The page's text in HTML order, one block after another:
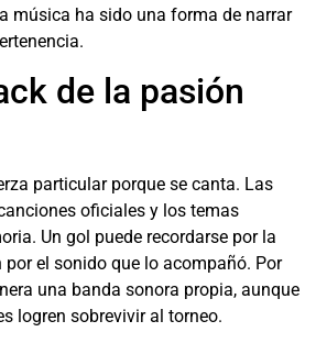
música ha sido una forma de narrar
de la pasión
particular porque se canta. Las
oficiales y los temas
Un gol puede recordarse por la
por el sonido que lo acompañó. Por
una banda sonora propia, aunque
logren sobrevivir al torneo.